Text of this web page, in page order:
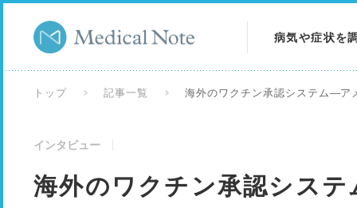
病気や症状を
トップ 記事一覧 海外のワクチン承認システム―ア
インタビュー
海外のワクチン承認シス